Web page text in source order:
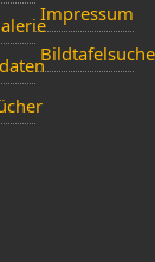
Impressum
Bildtafelsuche